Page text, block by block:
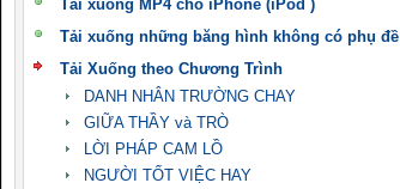
Tải xuống MP4 cho iPhone (iPod )
Tải xuống những băng hình không có phụ đề
Tải Xuống theo Chương Trình
DANH NHÂN TRƯỜNG CHAY
GIỮA THẦY và TRÒ
LỜI PHÁP CAM LỒ
NGƯỜI TỐT VIỆC HAY